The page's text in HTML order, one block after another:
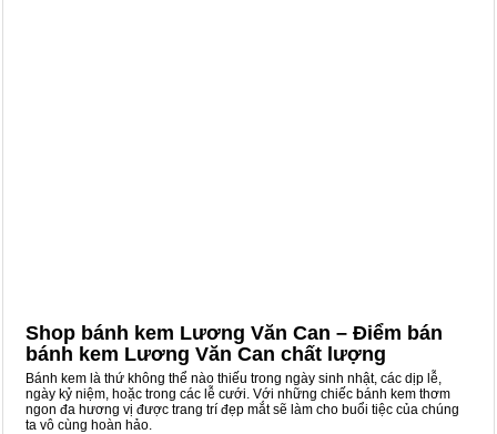
Shop bánh kem Lương Văn Can – Điểm bán
bánh kem Lương Văn Can chất lượng
Bánh kem là thứ không thể nào thiếu trong ngày sinh nhật, các dịp lễ,
ngày kỷ niệm, hoặc trong các lễ cưới. Với những chiếc bánh kem thơm
ngon đa hương vị được trang trí đẹp mắt sẽ làm cho buổi tiệc của chúng
ta vô cùng hoàn hảo.